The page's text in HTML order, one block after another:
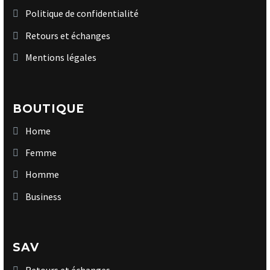
Politique de confidentialité
Retours et échanges
Mentions légales
BOUTIQUE
Home
Femme
Homme
Business
SAV